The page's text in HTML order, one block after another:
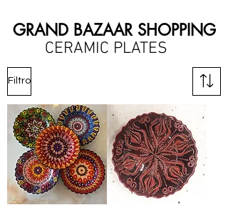
GRAND BAZAAR SHOPPING
CERAMIC PLATES
Filtro